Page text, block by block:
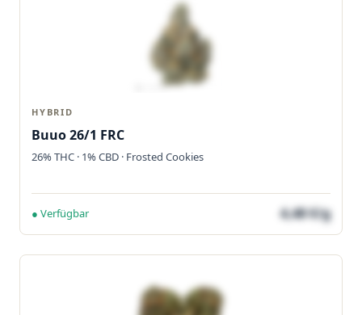
HYBRID
Buuo 26/1 FRC
26% THC · 1% CBD · Frosted Cookies
● Verfügbar 4,48 €/g